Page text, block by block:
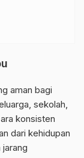
aman bagi
sekolah,
konsisten
dari kehidupan